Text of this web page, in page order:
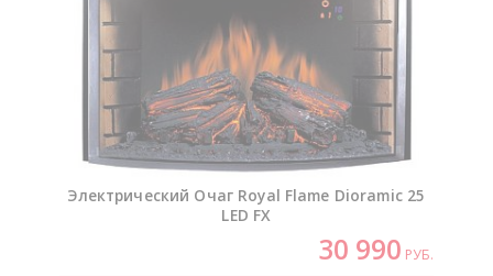
Электрический Очаг Royal Flame Dioramic 25
LED FX
30 990 РУБ.